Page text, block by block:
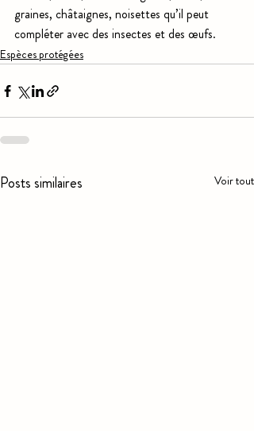
graines, châtaignes, noisettes qu’il peut
compléter avec des insectes et des œufs.
Espèces protégées
Posts similaires Voir tout